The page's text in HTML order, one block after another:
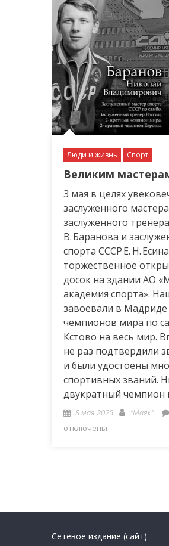
Люди и жизнь Спорт
Великим
3 мая в целях
заслуженного
заслуженного
В. Баранова и
спорта СССР Е. Н.
торжественное
досок на здании АО
академия спорта».
завоевали в Мадриде
чемпионов мира по
Кстово на весь мир.
не раз подтвердили
и были удостоены
спортивных званий.
двукратный чемпион
Posted
on
8 мая 2025 Author
"Маяк"
отключены
Сетевое издание (сайт)